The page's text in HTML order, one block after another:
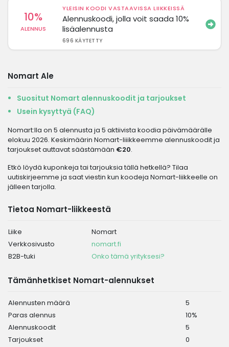
10%
ALENNUS
YLEISIN KOODI VASTAAVISSA LIIKKEISSÄ
Alennuskoodi, jolla voit saada 10%
lisäalennusta
696 KÄYTETTY
Nomart Ale
Suositut Nomart alennuskoodit ja tarjoukset
Usein kysyttyä (FAQ)
Nomart:lla on 5 alennusta ja 5 aktiivista koodia päivämäärälle
elokuu 2026. Keskimäärin Nomart-liiikkeemme alennuskoodit ja
tarjoukset auttavat säästämään €20.
Etkö löydä kuponkeja tai tarjouksia tällä hetkellä? Tilaa
uutiskirjeemme ja saat viestin kun koodeja Nomart-liikkeelle on
jälleen tarjolla.
Tietoa Nomart-liikkeestä
Liike
Nomart
Verkkosivusto
nomart.fi
B2B-tuki
Onko tämä yrityksesi?
Tämänhetkiset Nomart-alennukset
Alennusten määrä
5
Paras alennus
10%
Alennuskoodit
5
Tarjoukset
0